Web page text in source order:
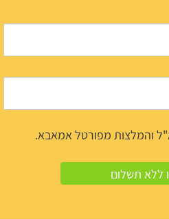
והמלצות מפורטל אמאבא.